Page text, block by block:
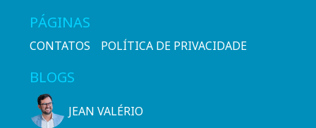
PÁGINAS
CONTATOS POLÍTICA DE PRIVACIDADE
BLOGS
JEAN VALÉRIO